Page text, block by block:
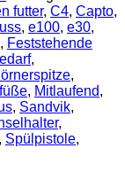
futter, C4, Capto,
, e100, e30,
, Feststehende
,
,
, Mitlaufend,
, Sandvik,
,
, Spülpistole,